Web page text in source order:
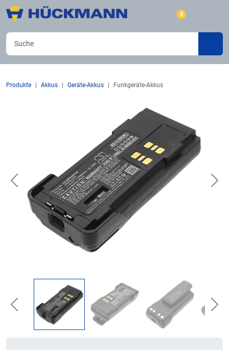
0
Produkte Akkus Geräte-Akkus Funkgeräte-Akkus
Previous
Previous